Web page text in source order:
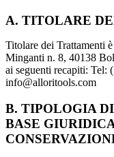
A. TITOLARE
Titolare dei Trattamenti è
Minganti n. 8, 40138
ai seguenti recapiti: Tel:
info@alloritools.com
B. TIPOLOGIA
BASE